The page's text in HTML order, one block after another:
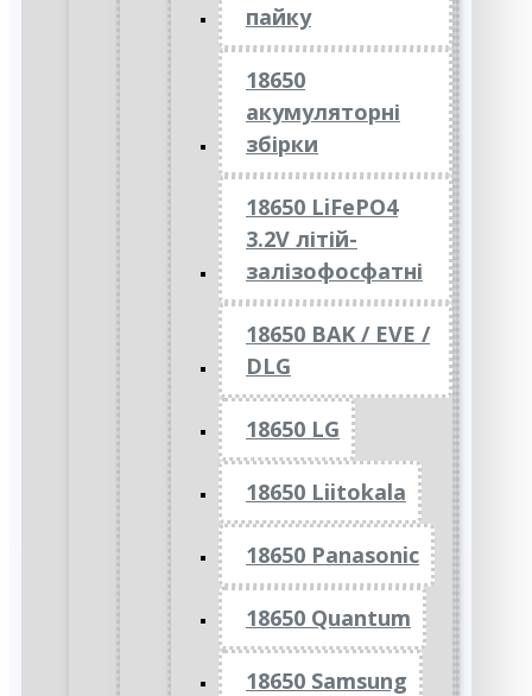
пайку
18650
акумуляторні
збірки
18650 LiFePO4
3.2V літій-
залізофосфатні
18650 BAK / EVE /
DLG
18650 LG
18650 Liitokala
18650 Panasonic
18650 Quantum
18650 Samsung